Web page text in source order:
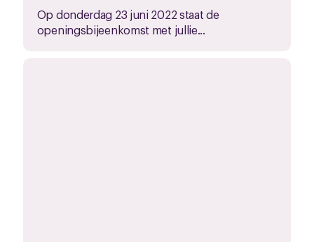
Op donderdag 23 juni 2022 staat de
openingsbijeenkomst met jullie...